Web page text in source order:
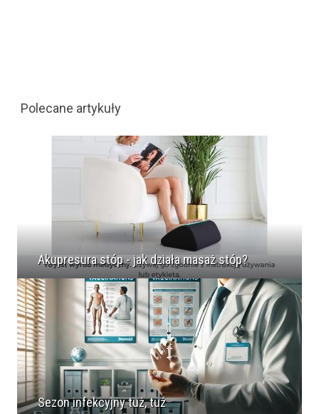
Polecane artykuły
Akupresura stóp - jak działa masaż stóp?
Sezon infekcyjny tuż, tuż